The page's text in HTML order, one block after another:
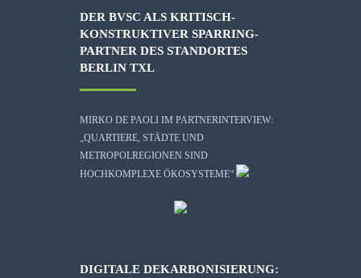
DER BVSC ALS KRITISCH-
KONSTRUKTIVER SPARRING-
PARTNER DES STANDORTES
BERLIN TXL
MIRKO DE PAOLI IM PARTNERINTERVIEW:
„QUARTIERE, STÄDTE UND
METROPOLREGIONEN SIND
HOCHKOMPLEXE ÖKOSYSTEME“
DIGITALE DEKARBONISIERUNG: